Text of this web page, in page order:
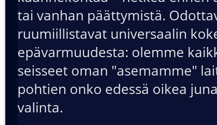
tai vanhan päättymistä.
ruumiillistavat universaalin
epävarmuudesta: olemme
seisseet oman "asemamme"
pohtien onko edessä oikea
valinta.